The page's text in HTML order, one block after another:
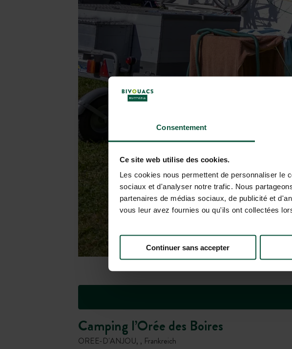
Consentement
Ce site web utilise des cookies.
Les cookies nous permettent de personnaliser le
sociaux et d'analyser notre trafic. Nous
partenaires de médias sociaux, de publicité et
vous leur avez fournies ou qu'ils ont collectées
Continuer sans accepter
Camping l’Orée des Boires
OREE-D'ANJOU, , Frankreich